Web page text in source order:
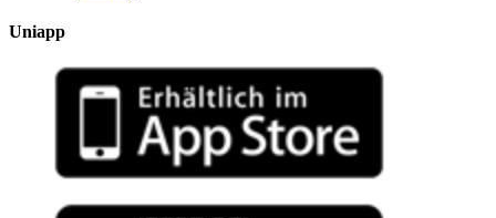
Uniapp